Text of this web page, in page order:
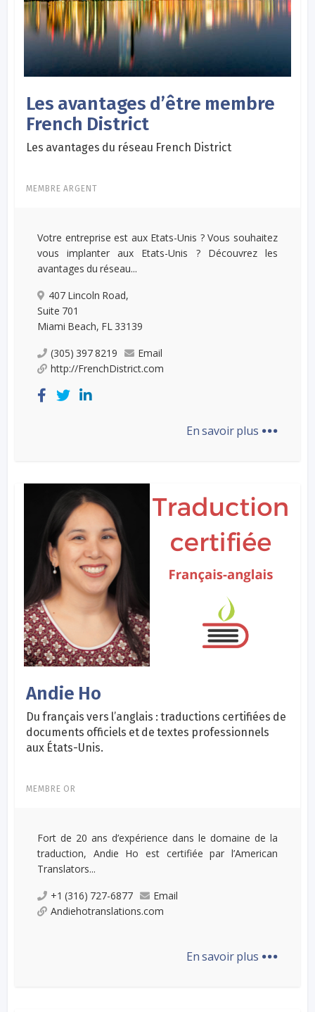
Les avantages d’être membre
French District
Les avantages du réseau French District
MEMBRE ARGENT
Votre entreprise est aux Etats-Unis ? Vous souhaitez
vous implanter aux Etats-Unis ? Découvrez les
avantages du réseau...
407 Lincoln Road,
Suite 701
Miami Beach, FL 33139
(305) 397 8219
Email
http://FrenchDistrict.com
En savoir plus ...
Andie Ho
Du français vers l’anglais : traductions certifiées de
documents officiels et de textes professionnels
aux États-Unis.
MEMBRE OR
Fort de 20 ans d’expérience dans le domaine de la
traduction, Andie Ho est certifiée par l’American
Translators...
+1 (316) 727-6877
Email
Andiehotranslations.com
En savoir plus ...